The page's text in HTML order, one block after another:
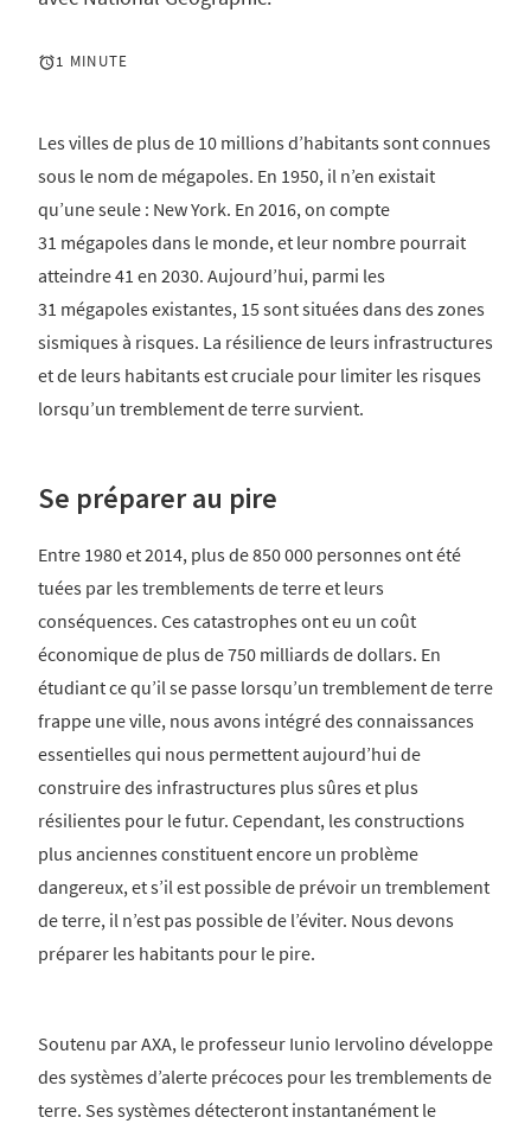
1 MINUTE
Les villes de plus de 10 millions d’habitants sont connues
sous le nom de mégapoles. En 1950, il n’en existait
qu’une seule : New York. En 2016, on compte
31 mégapoles dans le monde, et leur nombre pourrait
atteindre 41 en 2030. Aujourd’hui, parmi les
31 mégapoles existantes, 15 sont situées dans des zones
sismiques à risques. La résilience de leurs infrastructures
et de leurs habitants est cruciale pour limiter les risques
lorsqu’un tremblement de terre survient.
Se préparer au pire
Entre 1980 et 2014, plus de 850 000 personnes ont été
tuées par les tremblements de terre et leurs
conséquences. Ces catastrophes ont eu un coût
économique de plus de 750 milliards de dollars. En
étudiant ce qu’il se passe lorsqu’un tremblement de terre
frappe une ville, nous avons intégré des connaissances
essentielles qui nous permettent aujourd’hui de
construire des infrastructures plus sûres et plus
résilientes pour le futur. Cependant, les constructions
plus anciennes constituent encore un problème
dangereux, et s’il est possible de prévoir un tremblement
de terre, il n’est pas possible de l’éviter. Nous devons
préparer les habitants pour le pire.
Soutenu par AXA, le professeur Iunio Iervolino développe
des systèmes d’alerte précoces pour les tremblements de
terre. Ses systèmes détecteront instantanément le